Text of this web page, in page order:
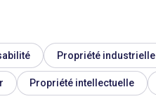
Propriété industrielle
Propriété intellectuelle